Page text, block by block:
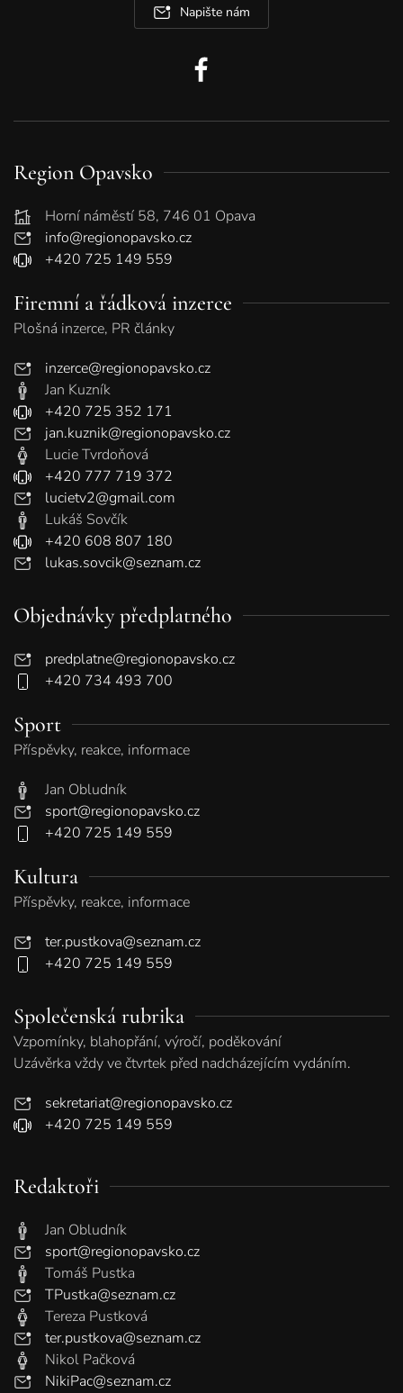
Napište nám
Region Opavsko
Horní náměstí 58, 746 01 Opava
info@regionopavsko.cz
+420 725 149 559
Firemní a řádková inzerce
Plošná inzerce, PR články
inzerce@regionopavsko.cz
Jan Kuzník
+420 725 352 171
jan.kuznik@regionopavsko.cz
Lucie Tvrdoňová
+420 777 719 372
lucietv2@gmail.com
Lukáš Sovčík
+420 608 807 180
lukas.sovcik@seznam.cz
Objednávky předplatného
predplatne@regionopavsko.cz
+420 734 493 700
Sport
Příspěvky, reakce, informace
Jan Obludník
sport@regionopavsko.cz
+420 725 149 559
Kultura
Příspěvky, reakce, informace
ter.pustkova@seznam.cz
+420 725 149 559
Společenská rubrika
Vzpomínky, blahopřání, výročí, poděkování
Uzávěrka vždy ve čtvrtek před nadcházejícím vydáním.
sekretariat@regionopavsko.cz
+420 725 149 559
Redaktoři
Jan Obludník
sport@regionopavsko.cz
Tomáš Pustka
TPustka@seznam.cz
Tereza Pustková
ter.pustkova@seznam.cz
Nikol Pačková
NikiPac@seznam.cz